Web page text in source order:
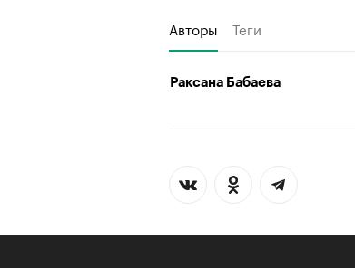
Авторы Теги
Раксана Бабаева